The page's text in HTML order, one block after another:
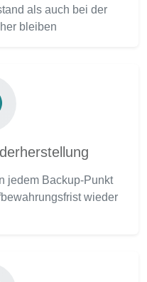
als auch bei der
bleiben
jedem Backup-Punkt
wieder